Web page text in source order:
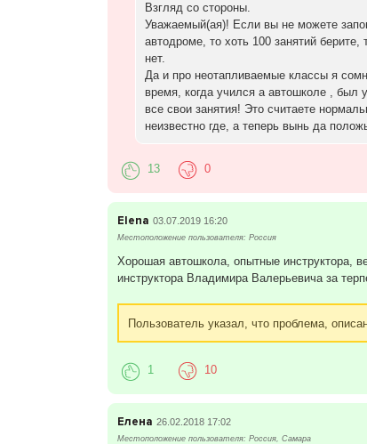
Взгляд со стороны.
Уважаемый(ая)! Если вы не можете
автодроме, то хоть 100 занятий
нет.
Да и про неотапливаемые классы я
время, когда учился а автошколе , был
все свои занятия! Это считаете
неизвестно где, а теперь вынь да
13 0
Elena 03.07.2019 16:20
Местоположение пользователя: Россия
Хорошая автошкола, опытные инструктора,
инструктора Владимира Валерьевича за
Пользователь указал, что проблема,
1 10
Елена 26.02.2018 17:02
Местоположение пользователя: Россия, Самара